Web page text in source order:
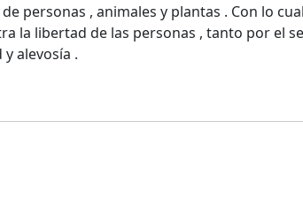
personas , animales y plantas . Con lo
la libertad de las personas , tanto por el
alevosía .